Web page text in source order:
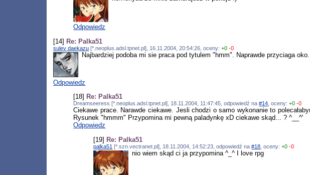
Odpowiedz
[14] Re: Palka51
sulev daekazu [*.neoplus.adsl.tpnet.pl], 16.11.2004, 20:54:26, oceny:+0 -0
Najbardziej podoba mi sie praca pod tytulem "hmm". Naprawde przyciaga
Odpowiedz
[18] Re: Palka51
Dreamseeress [*.neoplus.adsl.tpnet.pl], 18.11.2004, 11:47:45, odpowiedź na#14 , oceny:+0 -0
Ciekawe prace. Narawde ciekawe. Jesli chodzi o samo wykonanie to
Rysunek "hmmm" Przypomina mi pewną paladynkę xD ciekawe skąd... ? ^__^'
Odpowiedz
[19] Re: Palka51
palka51 [*.szn.vectranet.pl], 18.11.2004, 14:52:23, odpowiedź na#18 , oceny:+0 -0
nio wiem skąd ci ja przypomina ^_^ I love rpg